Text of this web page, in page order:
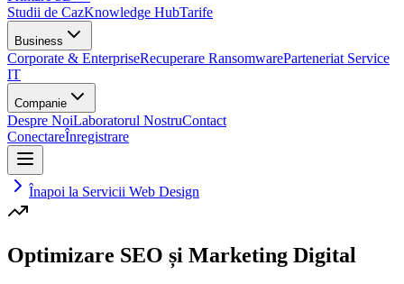
Studii de CazKnowledge HubTarife
Business
Corporate & EnterpriseRecuperare RansomwareParteneriat Service
IT
Companie
Despre NoiLaboratorul NostruContact
ConectareÎnregistrare
Înapoi la Servicii Web Design
Optimizare SEO și Marketing Digital